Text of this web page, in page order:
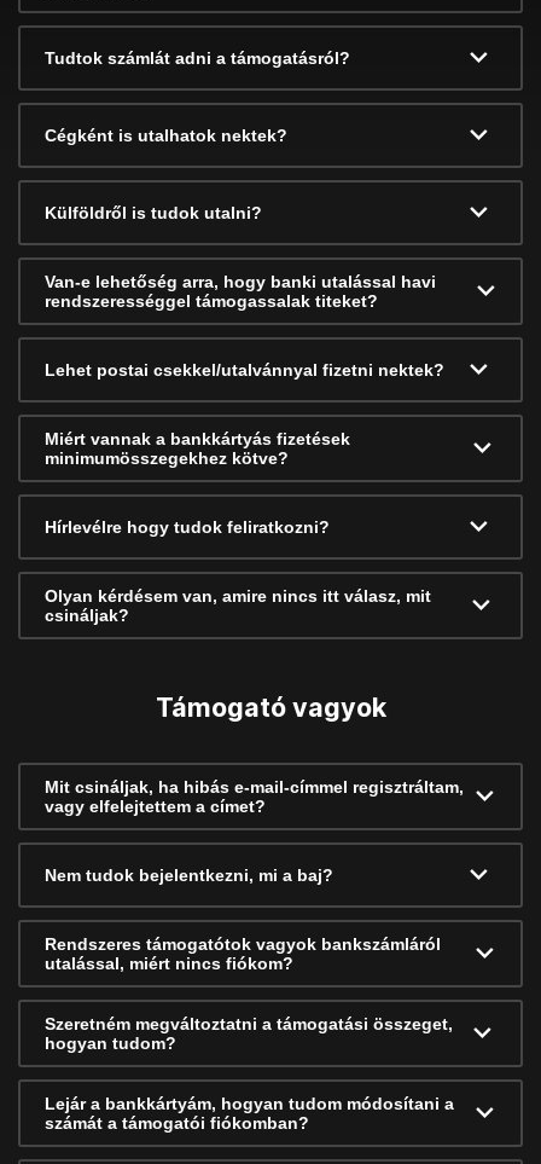
Tudtok számlát adni a támogatásról?
Cégként is utalhatok nektek?
Külföldről is tudok utalni?
Van-e lehetőség arra, hogy banki utalással havi
rendszerességgel támogassalak titeket?
Lehet postai csekkel/utalvánnyal fizetni nektek?
Miért vannak a bankkártyás fizetések
minimumösszegekhez kötve?
Hírlevélre hogy tudok feliratkozni?
Olyan kérdésem van, amire nincs itt válasz, mit
csináljak?
Támogató vagyok
Mit csináljak, ha hibás e-mail-címmel regisztráltam,
vagy elfelejtettem a címet?
Nem tudok bejelentkezni, mi a baj?
Rendszeres támogatótok vagyok bankszámláról
utalással, miért nincs fiókom?
Szeretném megváltoztatni a támogatási összeget,
hogyan tudom?
Lejár a bankkártyám, hogyan tudom módosítani a
számát a támogatói fiókomban?